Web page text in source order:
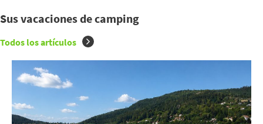
Sus vacaciones de camping
Todos los artículos